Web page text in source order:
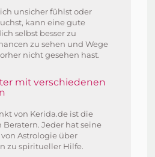
unsicher fühlst oder
kann eine gute
selbst besser zu
zu sehen und Wege
nicht gesehen hast.
mit verschiedenen
von Kerida.de ist die
Beratern. Jeder hat seine
Astrologie über
zu spiritueller Hilfe.